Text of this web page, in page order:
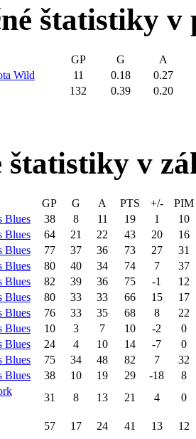
štatistiky
GP G
A
Wild 11 0.18
0.27
132 0.39 0.20
v
GP G A PTS +/-
PIM
Blues 38 8 11 19 1
10
Blues 64 21 22 43 20
16
Blues 77 37 36 73 27
31
Blues 80 40 34 74 7
37
Blues 82 39 36 75 -1
12
Blues 80 33 33 66 15
17
Blues 76 33 35 68 8
22
Blues 10 3 7 10 -2
0
Blues 24 4 10 14 -7
0
Blues 75 34 48 82 7
32
Blues 38 10 19 29 -18
8
31 8 13 21 4 0
57 17 24 41 13 12